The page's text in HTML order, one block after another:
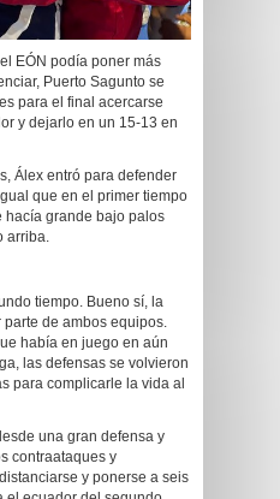
EÓN podía poner más
Puerto Sagunto se
para el final acercarse
y dejarlo en un 15-13 en
Álex entró para defender
que en el primer tiempo
hacía grande bajo palos
arriba.
tiempo. Bueno sí, la
de ambos equipos.
había en juego en aún
las defensas se volvieron
para complicarle la vida al
una gran defensa y
contraataques y
y ponerse a seis